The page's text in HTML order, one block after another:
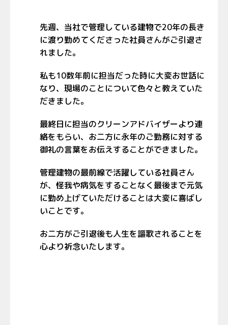
先週、当社で管理している建物で20年の長き
に渡り勤めてくださった社員さんがご引退さ
れました。
私も10数年前に担当だった時に大変お世話に
なり、現場のことについて色々と教えていた
だきました。
最終日に担当のクリーンアドバイザーより連
絡をもらい、お二方に永年のご勤務に対する
御礼の言葉をお伝えすることができました。
管理建物の最前線で活躍している社員さん
が、怪我や病気をすることなく最後まで元気
に勤め上げていただけることは大変に喜ばし
いことです。
お二方がご引退後も人生を謳歌されることを
心より祈念いたします。